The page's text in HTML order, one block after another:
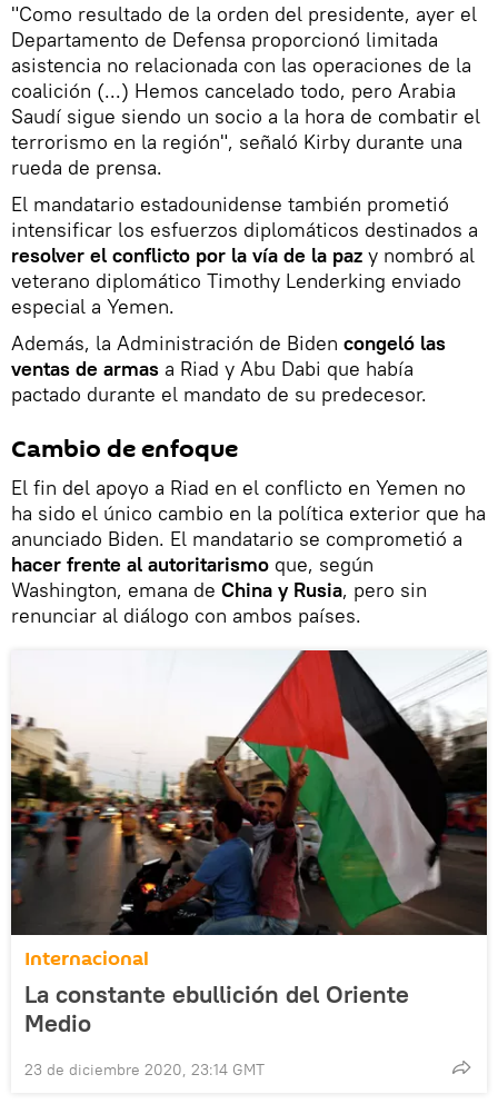
"Como resultado de la orden del presidente, ayer el
Departamento de Defensa proporcionó limitada
asistencia no relacionada con las operaciones de la
coalición (...) Hemos cancelado todo, pero Arabia
Saudí sigue siendo un socio a la hora de combatir el
terrorismo en la región", señaló Kirby durante una
rueda de prensa.
El mandatario estadounidense también prometió
intensificar los esfuerzos diplomáticos destinados a
resolver el conflicto por la vía de la paz y nombró al
veterano diplomático Timothy Lenderking enviado
especial a Yemen.
Además, la Administración de Biden congeló las
ventas de armas a Riad y Abu Dabi que había
pactado durante el mandato de su predecesor.
Cambio de enfoque
El fin del apoyo a Riad en el conflicto en Yemen no
ha sido el único cambio en la política exterior que ha
anunciado Biden. El mandatario se comprometió a
hacer frente al autoritarismo que, según
Washington, emana de China y Rusia, pero sin
renunciar al diálogo con ambos países.
Internacional
La constante ebullición del Oriente
Medio
23 de diciembre 2020, 23:14 GMT